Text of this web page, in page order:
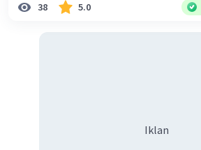
38 5.0
Iklan